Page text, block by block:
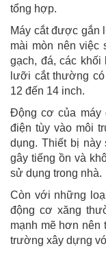
tổng hợp.
Máy cắt được gắn
mài mòn nên việc
gạch, đá, các
lưỡi cắt thường
12 đến 14 inch.
Động cơ của máy
điện tùy vào môi
dụng. Thiết bị
gây tiếng ồn và
sử dụng trong nhà.
Còn với những
động cơ xăng
mạnh mẽ hơn
trường xây dựng